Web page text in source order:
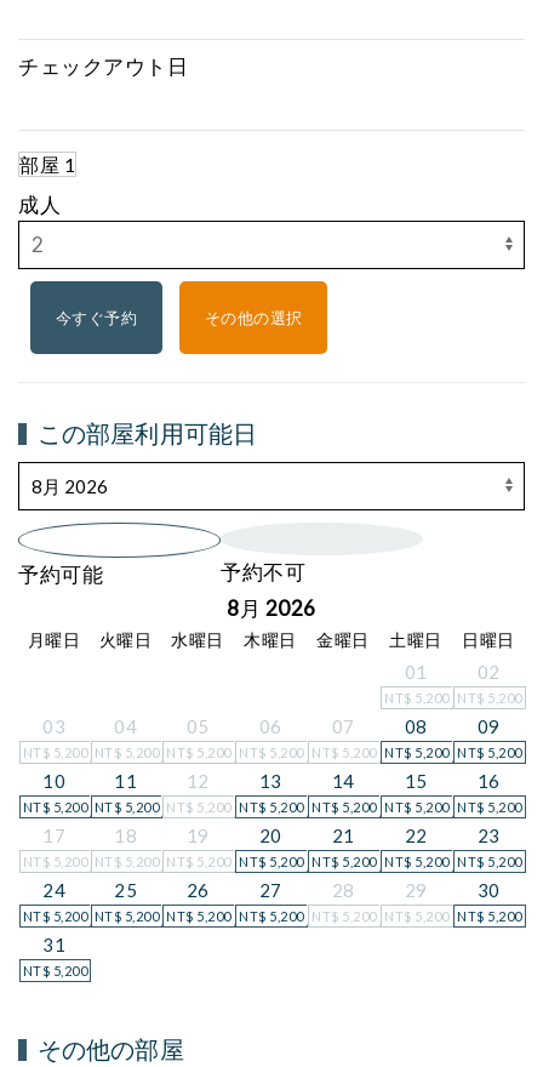
チェックアウト日
部屋 1
成人
その他の選択
この部屋利用可能日
予約可能
予約不可
8月 2026
月曜日 火曜日 水曜日 木曜日 金曜日 土曜日 日曜日
01
NT$ 5,200
02
NT$ 5,200
03
NT$ 5,200
04
NT$ 5,200
05
NT$ 5,200
06
NT$ 5,200
07
NT$ 5,200
08
NT$ 5,200
09
NT$ 5,200
10
NT$ 5,200
11
NT$ 5,200
12
NT$ 5,200
13
NT$ 5,200
14
NT$ 5,200
15
NT$ 5,200
16
NT$ 5,200
17
NT$ 5,200
18
NT$ 5,200
19
NT$ 5,200
20
NT$ 5,200
21
NT$ 5,200
22
NT$ 5,200
23
NT$ 5,200
24
NT$ 5,200
25
NT$ 5,200
26
NT$ 5,200
27
NT$ 5,200
28
NT$ 5,200
29
NT$ 5,200
30
NT$ 5,200
31
NT$ 5,200
その他の部屋